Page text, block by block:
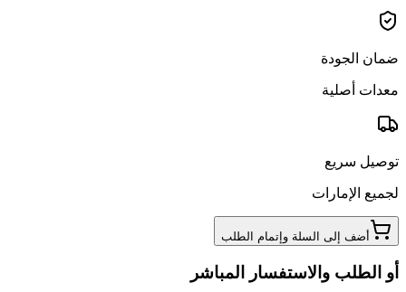
ضمان الجودة
معدات أصلية
توصيل سريع
لجميع الإمارات
أضف إلى السلة وإتمام الطلب
أو الطلب والاستفسار المباشر